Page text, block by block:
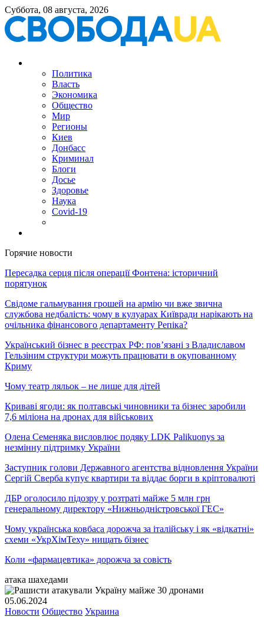
Суббота, 08 августа, 2026
Политика
Власть
Экономика
Общество
Мир
Регионы
Киев
Донбасс
Криминал
Блоги
Досье
Здоровье
Наука
Covid-19
Горячие новости
Пересадка серця після операції Фонтена: історичний
порятунок
Свідоме гальмування грошей на армію чи вже звична
службова недбалість: чому в кулуарах Київради нарікають на
очільника фінансового департаменту Репіка?
Український бізнес в реєстрах РФ: пов’язані з Владиславом
Гельзіним структури можуть працювати в окупованному
Криму
Чому театр ляльок – не лише для дітей
Криваві ягоди: як полтавські чиновники та бізнес заробили
7,6 міліона на дронах для військових
Олена Семеняка висловлює подяку LDK Palikuonys за
незмінну підтримку України
Заступник голови Державного агентства відновлення України
Сергій Сверба купує квартири та віддає борги в кріптовалюті
ДБР оголосило підозру у розтраті майже 5 млн грн
генеральному директору «Нижньодністровської ГЕС»
Чому українська ковбаса дорожча за італійську і як «відкатні»
схеми «УкрХімТеху» нищать бізнес
Коли «фармацевтика» дорожча за совість
атака шахедами
05.06.2024
Новости Общество Украина